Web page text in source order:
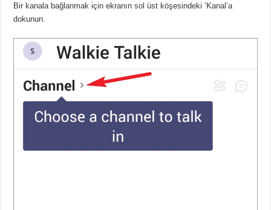
Bir kanala bağlanmak için ekranın sol üst köşesindeki ‘Kanal’a
dokunun.